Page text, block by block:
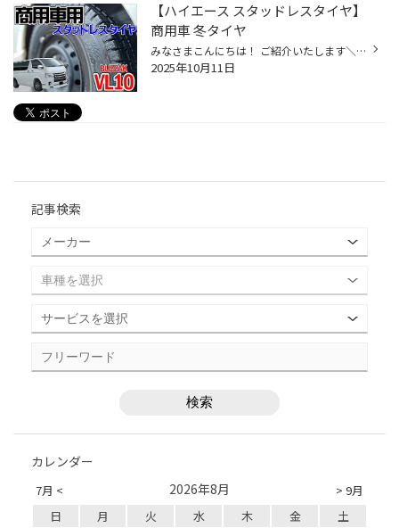
【ハイエース スタッドレスタイヤ】
商用車 冬タイヤ
みなさまこんにちは！ ご紹介いたします＼(^o^)／ 働く車のスタッドレスタイヤ！ 搭載技術 - BLIZZAK VL10 - バン・小型トラック／バス用タイヤ - 株式会社ブリヂストン (bridgestone.co.jp) ハイエース、プロボックス、軽トラック、軽バン。。。 色んなサイズ設定ございます！ ライフ性能と氷上性...
2025年10月11日
記事検索
カレンダー
7月 < > 9月
2026年8月
日 月 火 水 木 金
土